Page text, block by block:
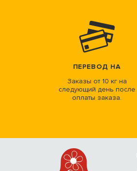
ПЕРЕВОД НА
Заказы от 10 кг на
следующий день после
оплаты заказа.